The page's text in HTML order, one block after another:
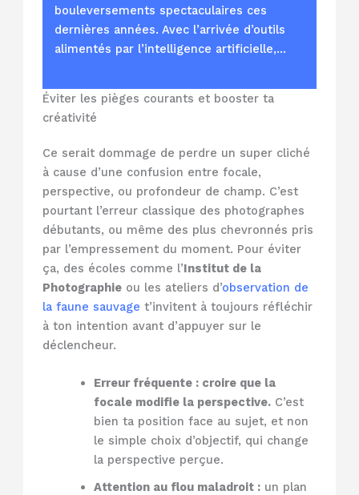
bouleversements spectaculaires ces
dernières années. Avec l’arrivée d’outils
alimentés par l’intelligence artificielle,…
Éviter les pièges courants et booster ta
créativité
Ce serait dommage de perdre un super cliché
à cause d’une confusion entre focale,
perspective, ou profondeur de champ. C’est
pourtant l’erreur classique des photographes
débutants, ou même des plus chevronnés pris
par l’empressement du moment. Pour éviter
ça, des écoles comme l’Institut de la
Photographie ou les ateliers d’observation de
la faune sauvage t’invitent à toujours réfléchir
à ton intention avant d’appuyer sur le
déclencheur.
Erreur fréquente : croire que la
focale modifie la perspective.C’est
bien ta position face au sujet, et non
le simple choix d’objectif, qui change
la perspective perçue.
Attention au flou maladroit :un plan